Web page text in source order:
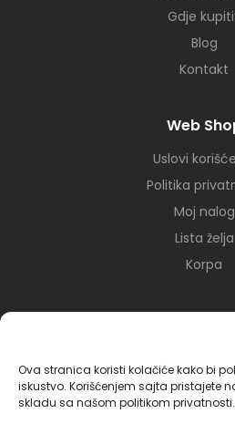
Ova stranica koristi kolačiće kako bi
iskustvo. Korišćenjem sajta pristajete
skladu sa našom politikom privatnosti.
Gdje
Blog
Kontakt
Web
Uslovi
Politika
Moj nalog
Lista želja
Korpa